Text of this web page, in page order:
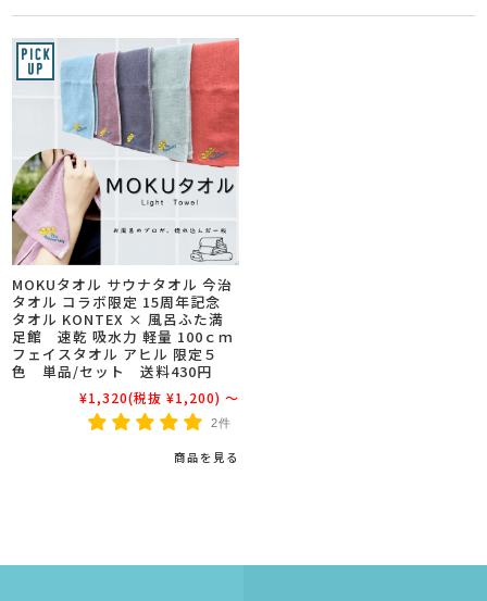
MOKUタオル サウナタオル 今治
タオル コラボ限定 15周年記念
タオル KONTEX × 風呂ふた満
足館 速乾 吸水力 軽量 100ｃｍ
フェイスタオル アヒル 限定５
色 単品/セット 送料430円
¥1,320(税抜 ¥1,200) ～
2件
商品を見る